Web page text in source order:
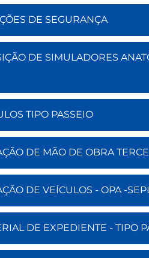
DE SEGURANÇA
DE SIMULADORES
TIPO PASSEIO
DE MÃO DE OBRA
DE VEÍCULOS - OPA -
DE EXPEDIENTE - TIPO